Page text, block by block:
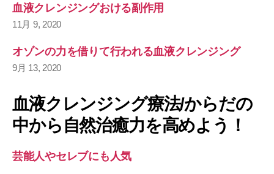
血液クレンジングおける副作用
11月 9, 2020
オゾンの力を借りて行われる血液クレンジング
9月 13, 2020
血液クレンジング療法/からだの
中から自然治癒力を高めよう！
芸能人やセレブにも人気